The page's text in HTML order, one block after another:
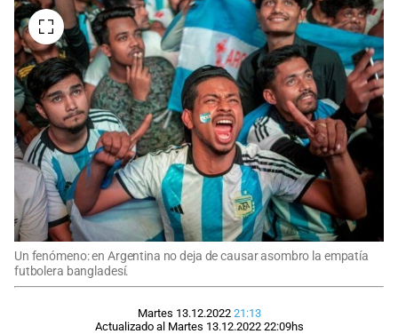
Un fenómeno: en Argentina no deja de causar asombro la empatía
futbolera bangladesí.
Martes 13.12.2022 21:13
Actualizado al Martes 13.12.2022 22:09hs